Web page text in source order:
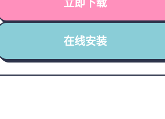
在线安装